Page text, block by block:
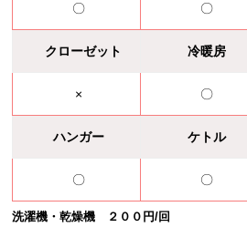
〇 〇
クローゼット 冷暖房
× 〇
ハンガー ケトル
〇 〇
洗濯機・乾燥機 ２００円/回